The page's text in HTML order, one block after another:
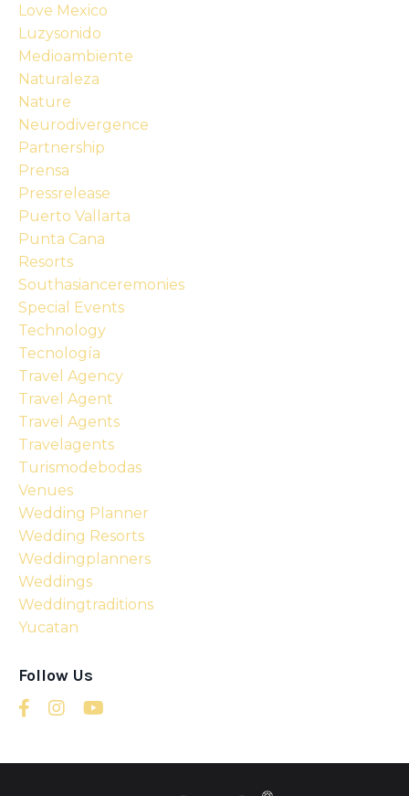
Love Mexico
Luzysonido
Medioambiente
Naturaleza
Nature
Neurodivergence
Partnership
Prensa
Pressrelease
Puerto Vallarta
Punta Cana
Resorts
Southasianceremonies
Special Events
Technology
Tecnología
Travel Agency
Travel Agent
Travel Agents
Travelagents
Turismodebodas
Venues
Wedding Planner
Wedding Resorts
Weddingplanners
Weddings
Weddingtraditions
Yucatan
Follow Us